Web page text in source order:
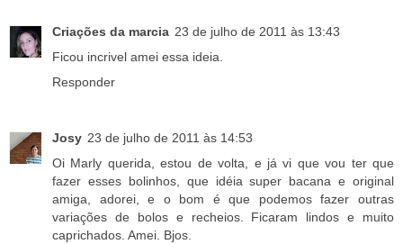
Criações da marcia 23 de julho de 2011 às 13:43
Ficou incrivel amei essa ideia.
Responder
Josy 23 de julho de 2011 às 14:53
Oi Marly querida, estou de volta, e já vi que vou ter que
fazer esses bolinhos, que idéia super bacana e original
amiga, adorei, e o bom é que podemos fazer outras
variações de bolos e recheios. Ficaram lindos e muito
caprichados. Amei. Bjos.